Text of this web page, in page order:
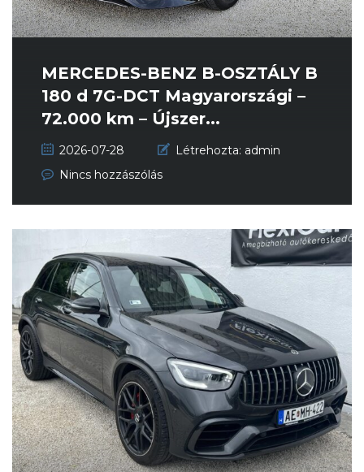
MERCEDES-BENZ B-OSZTÁLY B
180 d 7G-DCT Magyarországi –
72.000 km – Újszer...
2026-07-28 Létrehozta: admin
Nincs hozzászólás